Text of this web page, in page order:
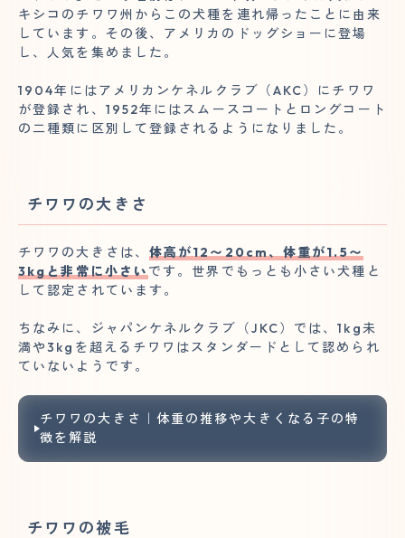
キシコのチワワ州からこの犬種を連れ帰ったことに由来
しています。その後、アメリカのドッグショーに登場
し、人気を集めました。
1904年にはアメリカンケネルクラブ（AKC）にチワワ
が登録され、1952年にはスムースコートとロングコート
の二種類に区別して登録されるようになりました。
チワワの大きさ
チワワの大きさは、 体高が12〜20cm、体重が1.5〜
3kgと非常に小さい です。世界でもっとも小さい犬種と
して認定されています。
ちなみに、ジャパンケネルクラブ（JKC）では、1kg未
満や3kgを超えるチワワはスタンダードとして認められ
ていないようです。
チワワの大きさ｜体重の推移や大きくなる子の特
徴を解説
チワワの被毛